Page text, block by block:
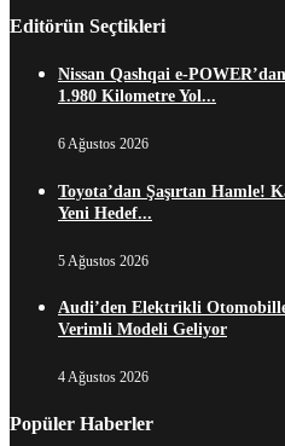
Editörün Seçtikleri
Nissan Qashqai e-
1.980 Kilometre Yol...
6 Ağustos 2026
Toyota’dan Şaşırtan Hamle!
Yeni Hedef...
5 Ağustos 2026
Audi’den Elektrikli
Verimli Modeli Geliyor
4 Ağustos 2026
Popüler Haberler